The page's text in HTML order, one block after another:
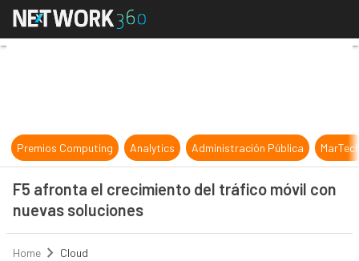
F5 afronta el crecimiento del
Premios Computing Analytics Administración Pública
F5 afronta el crecimiento del tráfico móvil con
nuevas soluciones
Home Cloud